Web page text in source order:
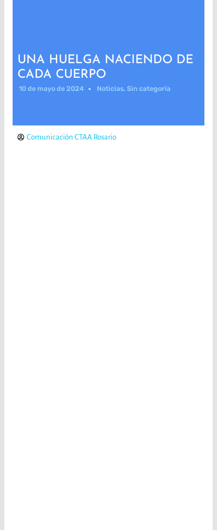
UNA HUELGA NACIENDO DE
CADA CUERPO
10 de mayo de 2024 Noticias,Sin categoría
Comunicación CTAA Rosario